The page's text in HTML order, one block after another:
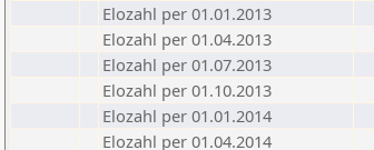
Elozahl per 01.01.2013
Elozahl per 01.04.2013
Elozahl per 01.07.2013
Elozahl per 01.10.2013
Elozahl per 01.01.2014
Elozahl per 01.04.2014